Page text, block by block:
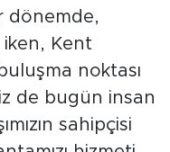
dönemde,
iken, Kent
noktası
de bugün insan
sahipçisi